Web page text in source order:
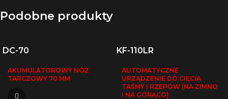
Podobne produkty
DC-70
AKUMULATOROWY NÓŻ
TARCZOWY 70 MM
KF-110LR
AUTOMATYCZNE
URZĄDZENIE DO CIĘCIA
TAŚMY I RZEPÓW (NA ZIMNO
I NA GORĄCO)